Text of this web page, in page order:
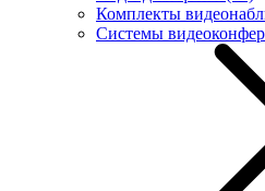
Комплекты
Системы